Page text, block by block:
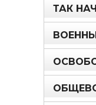
ТАК